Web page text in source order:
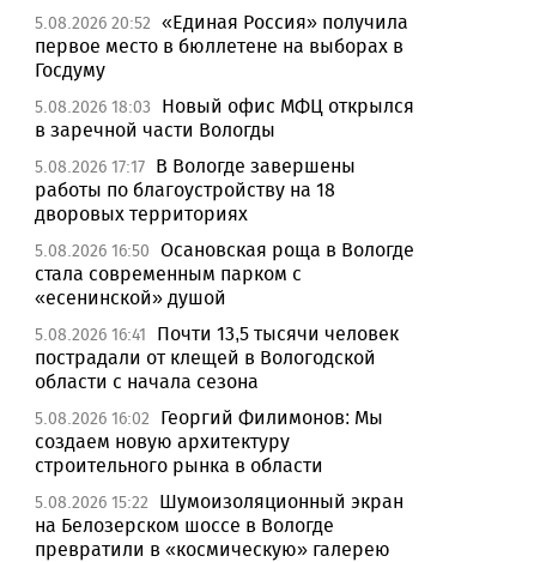
5.08.2026 20:52 «Единая Россия» получила
первое место в бюллетене на выборах в
Госдуму
5.08.2026 18:03
Новый офис МФЦ открылся
в заречной части Вологды
5.08.2026 17:17 В Вологде завершены
работы по благоустройству на 18
дворовых территориях
5.08.2026 16:50 Осановская роща в Вологде
стала современным парком с
«есенинской» душой
5.08.2026 16:41
Почти 13,5 тысячи человек
пострадали от клещей в Вологодской
области с начала сезона
5.08.2026 16:02
Георгий Филимонов: Мы
создаем новую архитектуру
строительного рынка в области
5.08.2026 15:22
Шумоизоляционный экран
на Белозерском шоссе в Вологде
превратили в «космическую» галерею